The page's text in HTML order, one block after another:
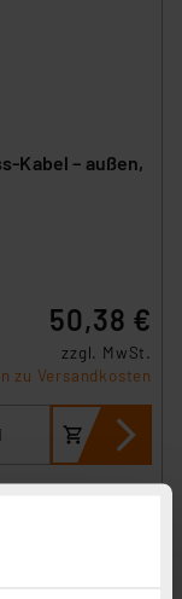
Kabel – außen,
50,38 €
zzgl. MwSt.
zu Versandkosten